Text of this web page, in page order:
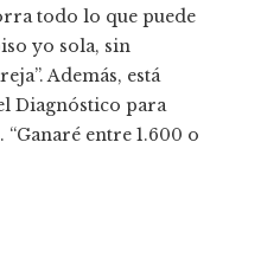
todo lo que puede
yo sola, sin
Además, está
Diagnóstico para
entre 1.600 o